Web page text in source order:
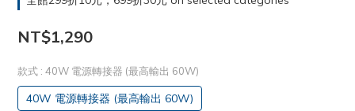
NT$1,290
款式 : 40W 電源轉接器 (最高輸出 60W)
40W 電源轉接器 (最高輸出 60W)